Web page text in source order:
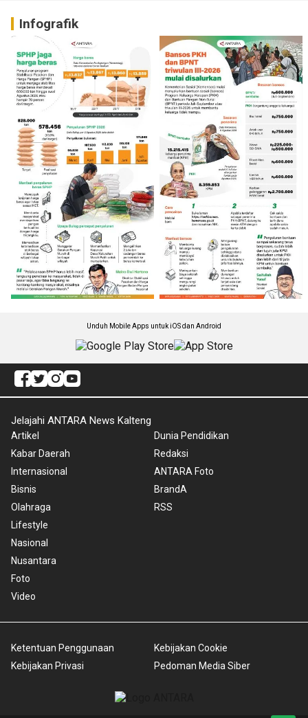
Infografik
Unduh Mobile Apps untuk iOS dan Android
Jelajahi ANTARA News Kalteng
Artikel
Kabar Daerah
Internasional
Bisnis
Olahraga
Lifestyle
Nasional
Nusantara
Foto
Video
Dunia Pendidikan
Redaksi
ANTARA Foto
BrandA
RSS
Ketentuan Penggunaan
Kebijakan Privasi
Kebijakan Cookie
Pedoman Media Siber